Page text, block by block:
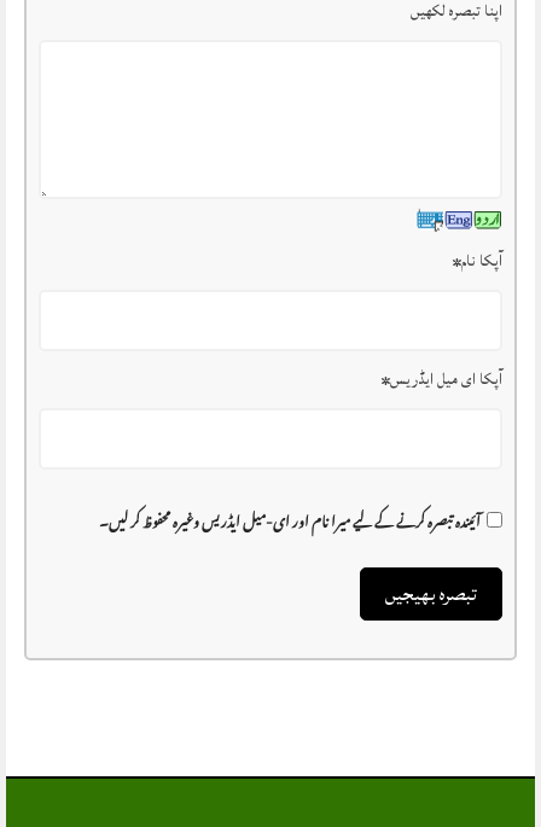
اپنا تبصرہ لکھیں
آپکا نام*
آپکا ای میل ایڈریس*
آئیندہ تبصرہ کرنے کے لیے میرا نام اور ای-میل ایڈریس وغیرہ محفوظ کر لیں۔